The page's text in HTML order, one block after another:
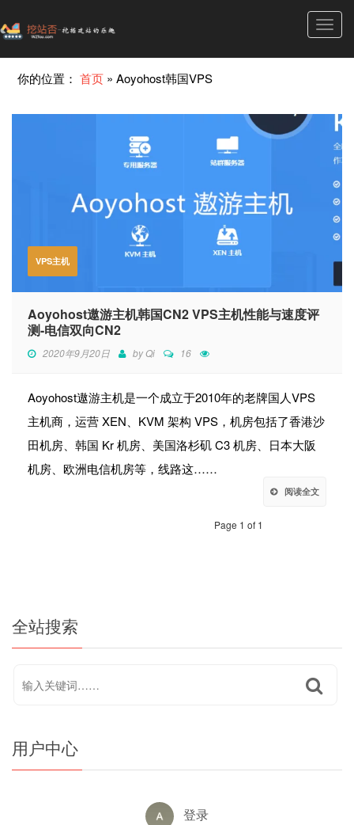
你的位置：首页 »Aoyohost韩国VPS
VPS主机
Aoyohost遨游主机韩国CN2 VPS主机性能与速度评
测-电信双向CN2
2020年9月20日 byQi 16
Aoyohost遨游主机是一个成立于2010年的老牌国人VPS
主机商，运营 XEN、KVM 架构 VPS，机房包括了香港沙
田机房、韩国 Kr 机房、美国洛杉矶 C3 机房、日本大阪
机房、欧洲电信机房等，线路这……
阅读全文
Page 1 of 1
全站搜索
用户中心
登录